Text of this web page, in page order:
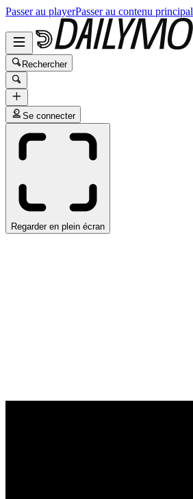
Passer au playerPasser au contenu principal
Rechercher
Se connecter
Regarder en plein écran